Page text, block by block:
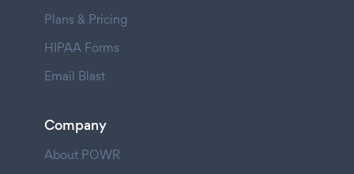
Plans & Pricing
HIPAA Forms
Email Blast
Company
About POWR